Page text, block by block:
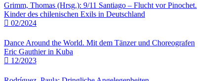
Grimm, Thomas (Hrsg.): 9/11 Santiago – Flucht vor Pinochet.
Kinder des chilenischen Exils in Deutschland
02/2024
Dance Around the World. Mit dem Tänzer und Choreografen
Eric Gauthier in Kuba
12/2023